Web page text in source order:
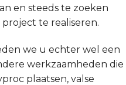
en steeds te zoeken
te realiseren.
we u echter wel een
werkzaamheden die
plaatsen, valse